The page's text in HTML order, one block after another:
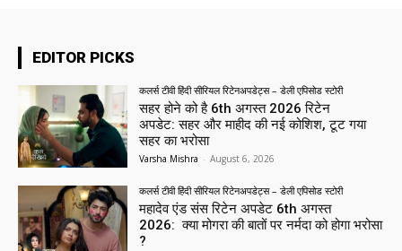
EDITOR PICKS
कलर्स टीवी हिंदी सीरियल रिटेनअपडेट्स – डेली एपिसोड स्टोरी
सहर होने को है 6th अगस्त 2026 रिटेन
अपडेट: सहर और माहीद की नई कोशिश, टूट गया
सहर का भरोसा
Varsha Mishra - August 6, 2026
कलर्स टीवी हिंदी सीरियल रिटेनअपडेट्स – डेली एपिसोड स्टोरी
महादेव एंड संस रिटेन अपडेट 6th अगस्त
2026: क्या मोगरा की बातों पर नर्मदा को होगा भरोसा
?